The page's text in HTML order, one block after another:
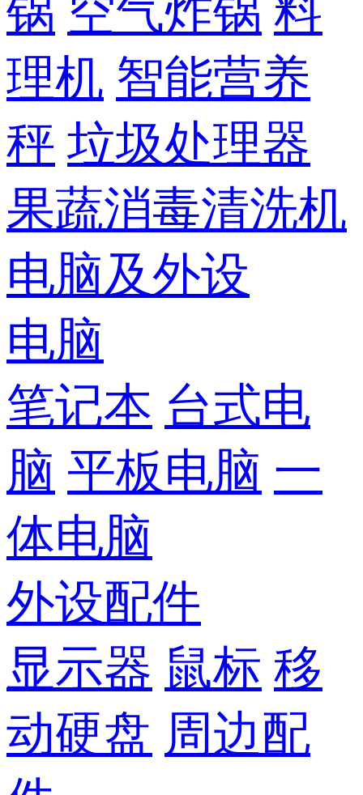
锅 空气炸锅 料
理机 智能营养
秤 垃圾处理器
果蔬消毒清洗机
电脑及外设
电脑
笔记本 台式电
脑 平板电脑 一
体电脑
外设配件
显示器 鼠标 移
动硬盘 周边配